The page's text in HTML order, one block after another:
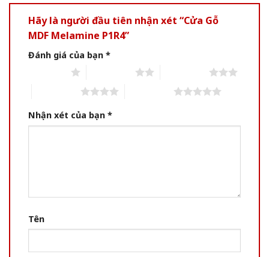
Hãy là người đầu tiên nhận xét “Cửa Gỗ
MDF Melamine P1R4”
Đánh giá của bạn *
Nhận xét của bạn *
Tên